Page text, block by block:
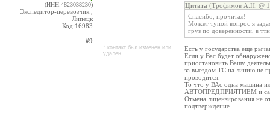
(ИНН:4823038230)
Экспедитор-перевозчик ,
Липецк
Код:16983
#9
* контакт был изменен или
удален
Цитата (Трофимов А.Н. @
Спасибо, прочитал!
Может тупой вопрос я
груз по доверенности, в
Есть у государства еще
Если у Вас будет
приостановить Вашу
за выездом ТС на линию не
проводится.
То что у ВАс одна машина
АВТОПРЕДПРИЯТИЕМ и
Отмена лицензирования не
подтверждение.